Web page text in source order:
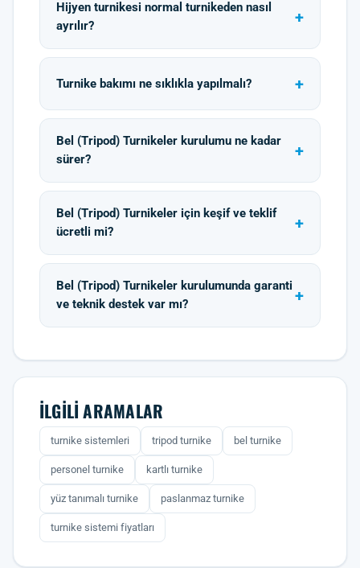
Hijyen turnikesi normal turnikeden nasıl
ayrılır?
Turnike bakımı ne sıklıkla yapılmalı?
Bel (Tripod) Turnikeler kurulumu ne kadar
sürer?
Bel (Tripod) Turnikeler için keşif ve teklif
ücretli mi?
Bel (Tripod) Turnikeler kurulumunda garanti
ve teknik destek var mı?
İLGILI ARAMALAR
turnike sistemleri tripod turnike bel turnike
personel turnike kartlı turnike
yüz tanımalı turnike paslanmaz turnike
turnike sistemi fiyatları